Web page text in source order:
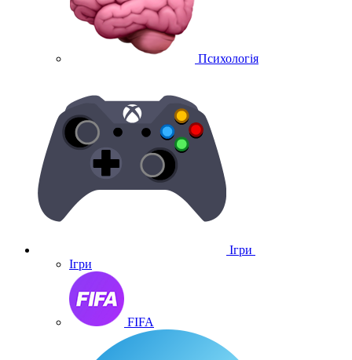
Психологія
Ігри
Ігри
FIFA